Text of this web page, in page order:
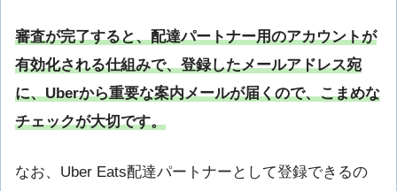
審査が完了すると、配達パートナー用のアカウントが
有効化される仕組みで、登録したメールアドレス宛
に、Uberから重要な案内メールが届くので、こまめな
チェックが大切です。
なお、Uber Eats配達パートナーとして登録できるの